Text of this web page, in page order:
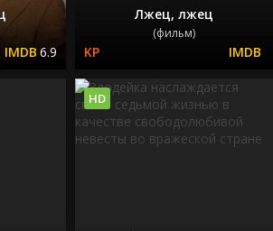
6.9
Лжец, лжец
(фильм)
HD